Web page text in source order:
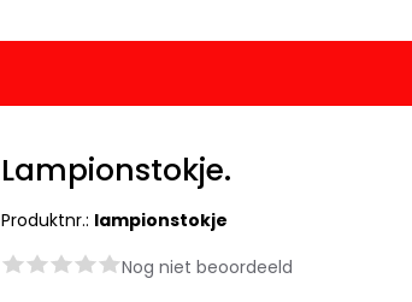
Lampionstokje.
Produktnr.: lampionstokje
Nog niet beoordeeld